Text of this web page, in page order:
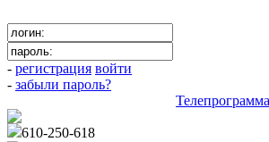
- регистрация войти
- забыли пароль?
Телепрограмма
610-250-618